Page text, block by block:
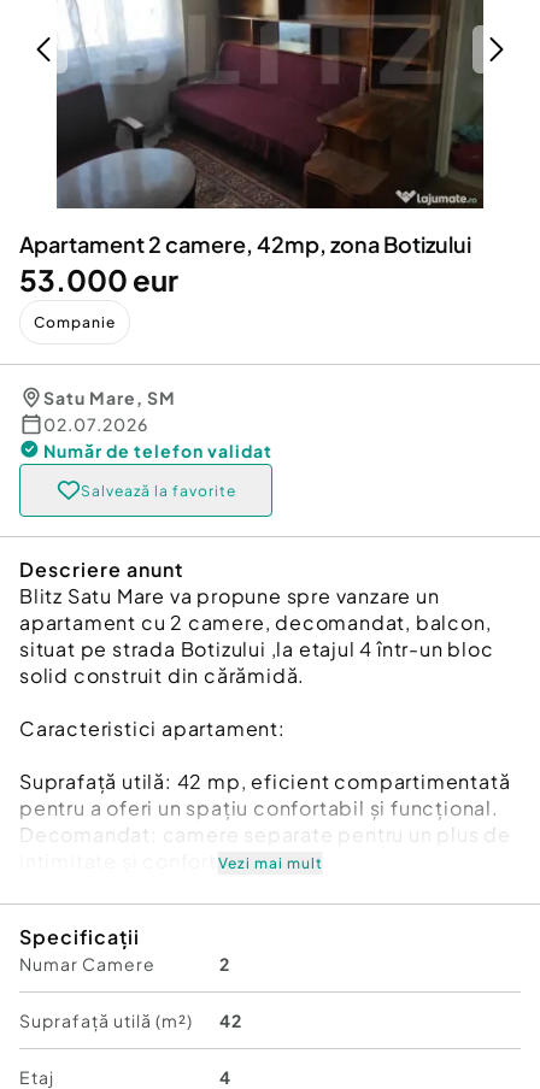
Servicii
Animale de companie
Afaceri și echipamente profesionale
Inchiriere Bunuri si Vehicule
Utilaje agricole si industriale
Piese auto si accesorii
Dacia Duster
Apartament 2 camere, 42mp, zona Botizului
53.000 eur
Companie
Satu Mare, SM
02.07.2026
Număr de telefon validat
Salvează la favorite
Descriere anunt
Blitz Satu Mare va propune spre vanzare un
apartament cu 2 camere, decomandat, balcon,
situat pe strada Botizului ,la etajul 4 într-un bloc
solid construit din cărămidă.
Caracteristici apartament:
Suprafață utilă: 42 mp, eficient compartimentată
pentru a oferi un spațiu confortabil și funcțional.
Decomandat: camere separate pentru un plus de
intimitate și confort.
termică, reducând cheltuielile de întreținere.
Interfon: siguranță și acces facil în bloc.
Blocul este solid, din cărămidă, ceea ce oferă o
bună izolație și durabilitate în timp.
Apartamentul beneficiaza de beci si garaj , un
mare plus pentru viitorul proprietar.
Vezi mai mult
Specificații
Numar Camere 2
Suprafață utilă (m²) 42
Etaj 4